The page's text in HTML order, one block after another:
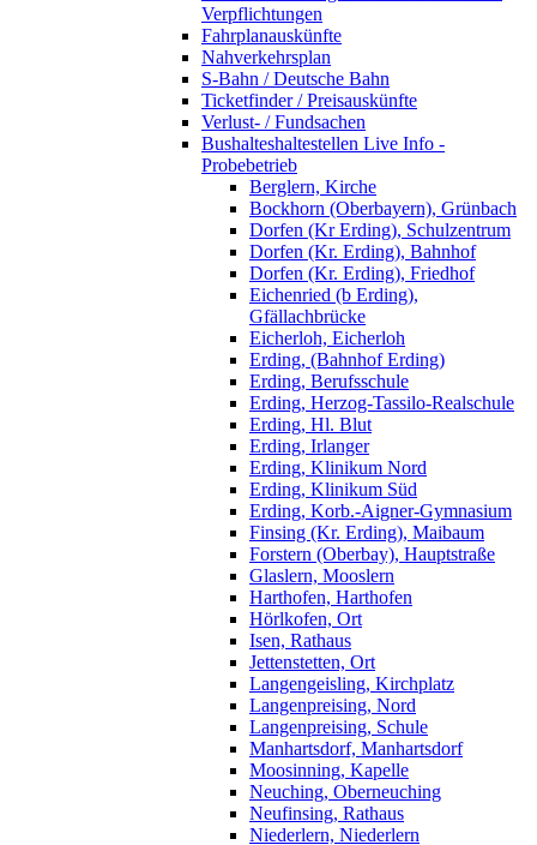
Verpflichtungen
Fahrplanauskünfte
Nahverkehrsplan
S-Bahn / Deutsche Bahn
Ticketfinder / Preisauskünfte
Verlust- / Fundsachen
Bushalteshaltestellen Live Info -
Probebetrieb
Berglern, Kirche
Bockhorn (Oberbayern), Grünbach
Dorfen (Kr Erding), Schulzentrum
Dorfen (Kr. Erding), Bahnhof
Dorfen (Kr. Erding), Friedhof
Eichenried (b Erding),
Gfällachbrücke
Eicherloh, Eicherloh
Erding, (Bahnhof Erding)
Erding, Berufsschule
Erding, Herzog-Tassilo-Realschule
Erding, Hl. Blut
Erding, Irlanger
Erding, Klinikum Nord
Erding, Klinikum Süd
Erding, Korb.-Aigner-Gymnasium
Finsing (Kr. Erding), Maibaum
Forstern (Oberbay), Hauptstraße
Glaslern, Mooslern
Harthofen, Harthofen
Hörlkofen, Ort
Isen, Rathaus
Jettenstetten, Ort
Langengeisling, Kirchplatz
Langenpreising, Nord
Langenpreising, Schule
Manhartsdorf, Manhartsdorf
Moosinning, Kapelle
Neuching, Oberneuching
Neufinsing, Rathaus
Niederlern, Niederlern